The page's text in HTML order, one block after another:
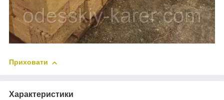
Приховати
Характеристики